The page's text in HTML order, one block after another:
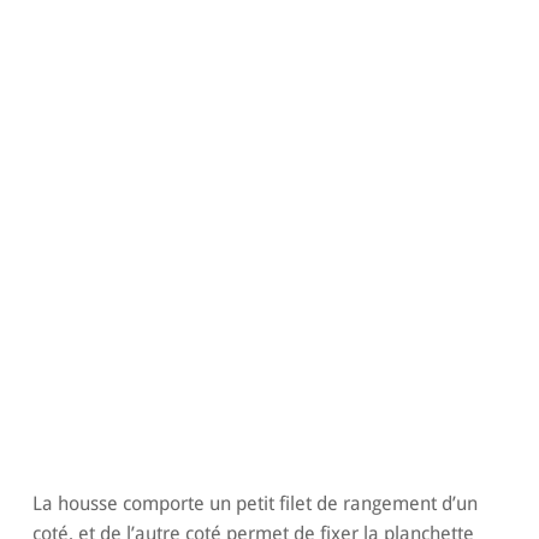
La housse comporte un petit filet de rangement d’un
coté, et de l’autre coté permet de fixer la planchette